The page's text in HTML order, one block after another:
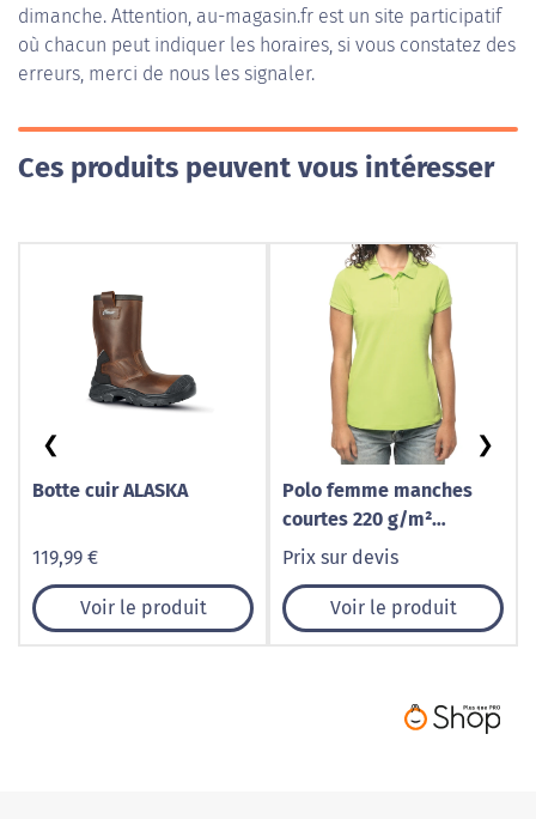
dimanche. Attention, au-magasin.fr est un site participatif
où chacun peut indiquer les horaires, si vous constatez des
erreurs, merci de nous les signaler.
Ces produits peuvent vous intéresser
Botte cuir ALASKA
119,99 €
Voir le produit
Polo femme manches
courtes 220 g/m²
personnalisable
Prix sur devis
Voir le produit
❮ ❯